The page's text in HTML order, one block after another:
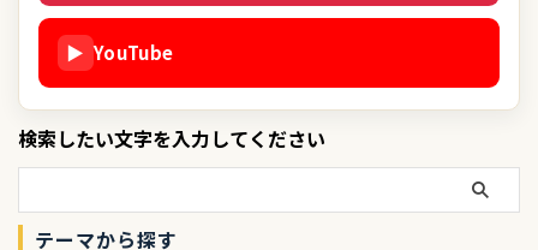
▶ YouTube
検索したい文字を入力してください
テーマから探す